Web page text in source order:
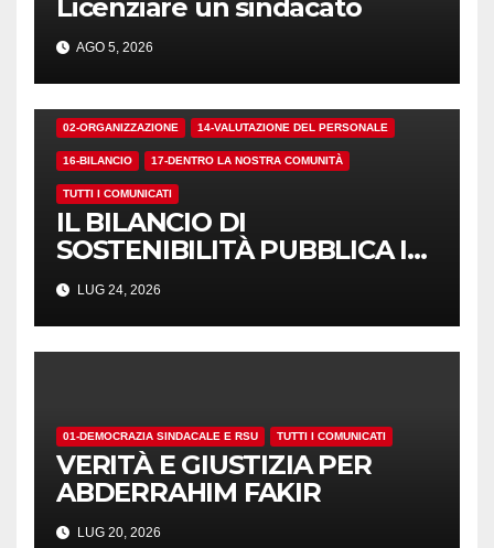
Licenziare un sindacato
AGO 5, 2026
02-ORGANIZZAZIONE 14-VALUTAZIONE DEL PERSONALE
16-BILANCIO 17-DENTRO LA NOSTRA COMUNITÀ
TUTTI I COMUNICATI
IL BILANCIO DI
SOSTENIBILITÀ PUBBLICA I
NUMERI. MA I CRITERI?
LUG 24, 2026
01-DEMOCRAZIA SINDACALE E RSU TUTTI I COMUNICATI
VERITÀ E GIUSTIZIA PER
ABDERRAHIM FAKIR
LUG 20, 2026